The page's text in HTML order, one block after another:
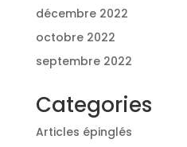
décembre 2022
octobre 2022
septembre 2022
Categories
Articles épinglés